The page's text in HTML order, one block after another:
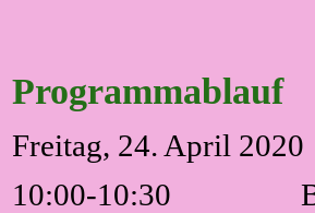
Programmablauf
Freitag, 24. April 2020
10:00-10:30